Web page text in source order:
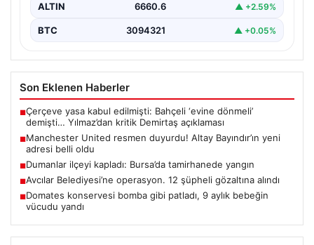
ALTIN 6660.6 ▲ +2.59%
BTC 3094321 ▲ +0.05%
Son Eklenen Haberler
■Çerçeve yasa kabul edilmişti: Bahçeli ‘evine dönmeli’
demişti… Yılmaz’dan kritik Demirtaş açıklaması
■Manchester United resmen duyurdu! Altay Bayındır’ın yeni
adresi belli oldu
■Dumanlar ilçeyi kapladı: Bursa’da tamirhanede yangın
■Avcılar Belediyesi’ne operasyon. 12 şüpheli gözaltına alındı
■Domates konservesi bomba gibi patladı, 9 aylık bebeğin
vücudu yandı